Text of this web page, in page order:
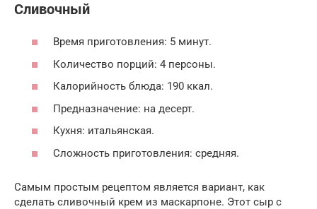
Сливочный
Время приготовления: 5 минут.
Количество порций: 4 персоны.
Калорийность блюда: 190 ккал.
Предназначение: на десерт.
Кухня: итальянская.
Сложность приготовления: средняя.
Самым простым рецептом является вариант, как
сделать сливочный крем из маскарпоне. Этот сыр с